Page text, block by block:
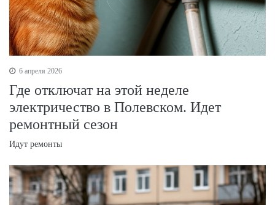
6 апреля 2026
Где отключат на этой неделе
электричество в Полевском. Идет
ремонтный сезон
Идут ремонты